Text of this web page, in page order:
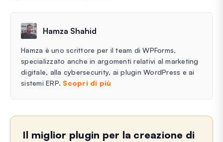
Hamza Shahid
Hamza è uno scrittore per il team di WPForms,
specializzato anche in argomenti relativi al marketing
digitale, alla cybersecurity, ai plugin WordPress e ai
sistemi ERP. Scopri di più
Il miglior plugin per la creazione di